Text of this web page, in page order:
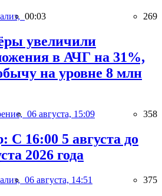
00:03 269
увеличили
в АЧГ на 31%,
на уровне 8 млн
06 августа, 15:09 358
С 16:00 5 августа до
2026 года
06 августа, 14:51 375